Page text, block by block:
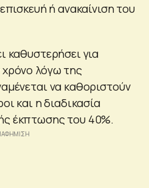
ή ανακαίνιση του
καθυστερήσει για
λόγω της
να καθοριστούν
και η διαδικασία
έκπτωσης του 40%.